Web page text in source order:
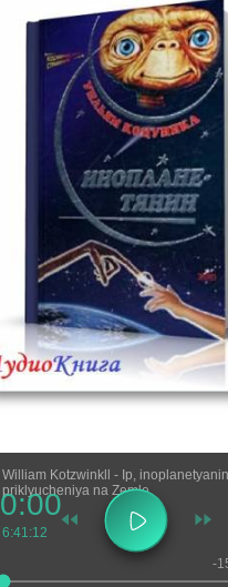
William Kotzwinkll - Ip,
priklyucheniya na Zemle
0:00
6:41:12
-